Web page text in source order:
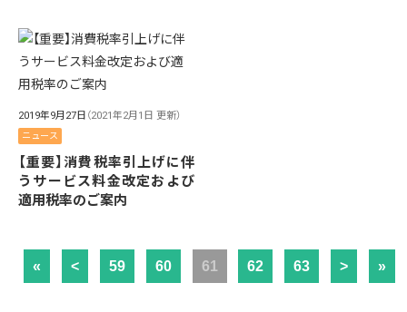
2019年9月27日 （2021年2月1日 更新）
ニュース
【重要】消費税率引上げに伴
うサービス料金改定および
適用税率のご案内
« < 59 60 61 62 63 > »